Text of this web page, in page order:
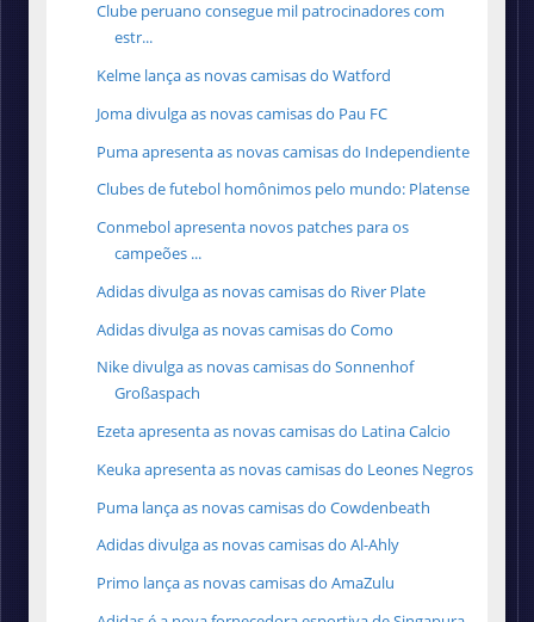
Clube peruano consegue mil patrocinadores com
estr...
Kelme lança as novas camisas do Watford
Joma divulga as novas camisas do Pau FC
Puma apresenta as novas camisas do Independiente
Clubes de futebol homônimos pelo mundo: Platense
Conmebol apresenta novos patches para os
campeões ...
Adidas divulga as novas camisas do River Plate
Adidas divulga as novas camisas do Como
Nike divulga as novas camisas do Sonnenhof
Großaspach
Ezeta apresenta as novas camisas do Latina Calcio
Keuka apresenta as novas camisas do Leones Negros
Puma lança as novas camisas do Cowdenbeath
Adidas divulga as novas camisas do Al-Ahly
Primo lança as novas camisas do AmaZulu